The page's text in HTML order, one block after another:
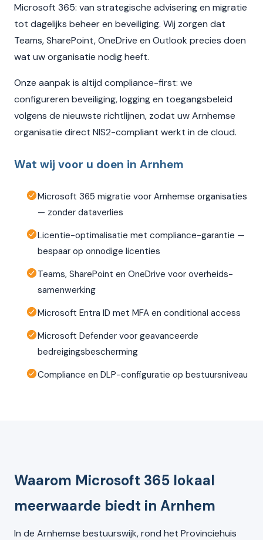
Microsoft 365: van strategische advisering en migratie
tot dagelijks beheer en beveiliging. Wij zorgen dat
Teams, SharePoint, OneDrive en Outlook precies doen
wat uw organisatie nodig heeft.
Onze aanpak is altijd compliance-first: we
configureren beveiliging, logging en toegangsbeleid
volgens de nieuwste richtlijnen, zodat uw Arnhemse
organisatie direct NIS2-compliant werkt in de cloud.
Wat wij voor u doen in Arnhem
Microsoft 365 migratie voor Arnhemse organisaties
— zonder dataverlies
Licentie-optimalisatie met compliance-garantie —
bespaar op onnodige licenties
Teams, SharePoint en OneDrive voor overheids-
samenwerking
Microsoft Entra ID met MFA en conditional access
Microsoft Defender voor geavanceerde
bedreigingsbescherming
Compliance en DLP-configuratie op bestuursniveau
Waarom Microsoft 365 lokaal
meerwaarde biedt in Arnhem
In de Arnhemse bestuurswijk, rond het Provinciehuis